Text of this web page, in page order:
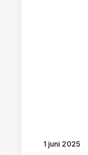
1 juni 2025